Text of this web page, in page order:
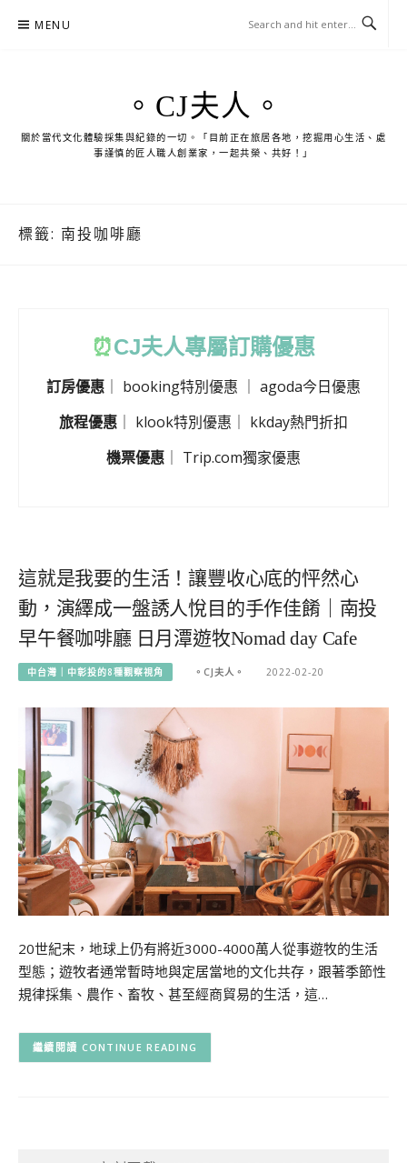
MENU
。CJ夫人。
關於當代文化體驗採集與紀錄的一切。「目前正在旅居各地，挖掘用心生活、處
事謹慎的匠人職人創業家，一起共榮、共好！」
標籤: 南投咖啡廳
⏰CJ夫人專屬訂購優惠
訂房優惠 booking特別優惠
agoda今日優惠
旅程優惠
klook特別優惠
kkday熱門折扣
機票優惠
Trip.com獨家優惠
這就是我要的生活！讓豐收心底的怦然心
動，演繹成一盤誘人悅目的手作佳餚｜南投
早午餐咖啡廳 日月潭遊牧Nomad day Cafe
中台灣｜中彰投的8種觀察視角 。CJ夫人。 2022-02-20
20世紀末，地球上仍有將近3000-4000萬人從事遊牧的生活
型態；遊牧者通常暫時地與定居當地的文化共存，跟著季節性
規律採集、農作、畜牧、甚至經商貿易的生活，這…
CONTINUE READING